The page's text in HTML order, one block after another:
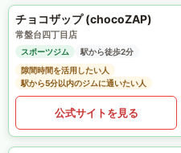
チョコザップ (chocoZAP)
常盤台四丁目店
スポーツジム
駅から徒歩2分
隙間時間を活用したい人
駅から5分以内のジムに通いたい人
公式サイトを見る